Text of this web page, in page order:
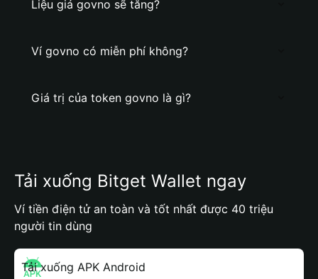
Liệu giá govno sẽ tăng?
Ví govno có miễn phí không?
Giá trị của token govno là gì?
Tải xuống Bitget Wallet ngay
Ví tiền điện tử an toàn và tốt nhất được 40 triệu
người tin dùng
Tải xuống APK Android